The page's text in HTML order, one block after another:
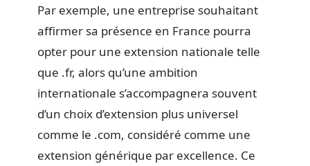
Par exemple, une entreprise souhaitant
affirmer sa présence en France pourra
opter pour une extension nationale telle
que .fr, alors qu’une ambition
internationale s’accompagnera souvent
d’un choix d’extension plus universel
comme le .com, considéré comme une
extension générique par excellence. Ce